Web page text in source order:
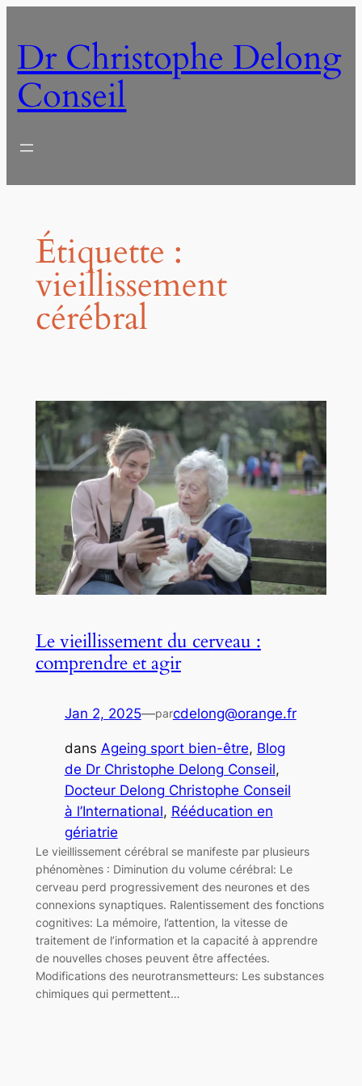
contenu
Dr Christophe Delong
Conseil
Étiquette :
vieillissement
cérébral
Le vieillissement du cerveau :
comprendre et agir
Jan 2, 2025—parcdelong@orange.fr
dans Ageing sport bien-être, Blog
de Dr Christophe Delong Conseil
Docteur Delong Christophe Conseil
à l’International, Rééducation en
gériatrie
Le vieillissement cérébral se manifeste par plusieurs
phénomènes : Diminution du volume cérébral: Le
cerveau perd progressivement des neurones et des
connexions synaptiques. Ralentissement des fonctions
cognitives: La mémoire, l’attention, la vitesse de
traitement de l’information et la capacité à apprendre
de nouvelles choses peuvent être affectées.
Modifications des neurotransmetteurs: Les substances
chimiques qui permettent…